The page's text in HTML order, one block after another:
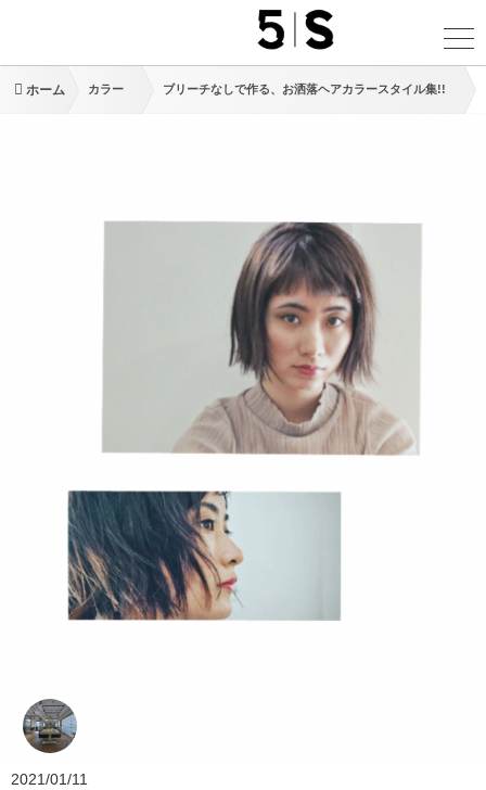
ホーム カラー ブリーチなしで作る、お洒落ヘアカラースタイル集!!
2021/01/11